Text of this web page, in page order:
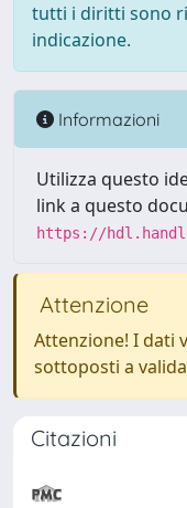
tutti i diritti sono
indicazione.
Informazioni
Utilizza questo
link a questo
https://
Attenzione
Attenzione! I dati
sottoposti a
Citazioni